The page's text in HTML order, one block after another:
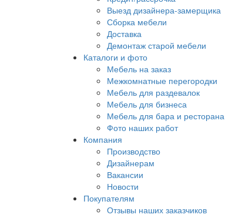
Выезд дизайнера-замерщика
Сборка мебели
Доставка
Демонтаж старой мебели
Каталоги и фото
Мебель на заказ
Межкомнатные перегородки
Мебель для раздевалок
Мебель для бизнеса
Мебель для бара и ресторана
Фото наших работ
Компания
Производство
Дизайнерам
Вакансии
Новости
Покупателям
Отзывы наших заказчиков